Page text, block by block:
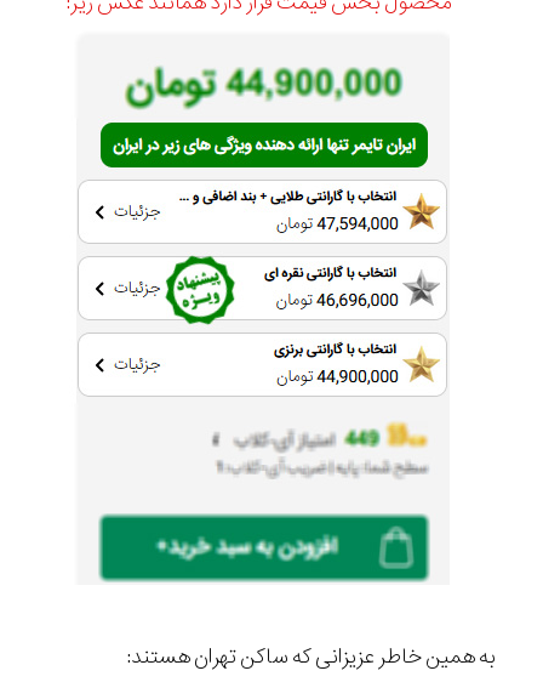
به همین خاطر عزیزانی که ساکن تهران هستند: